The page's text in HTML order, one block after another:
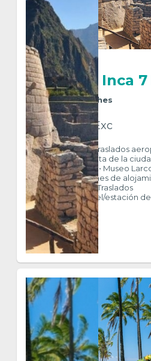
Imperio Inca 7
8Días7Noches
Trf + Htl + Exc
INCLUYE LIMA• Traslados
/aeropuerto• Visita de la
de Pachacamac• Museo
del Agua• 2 noches de
diarios CUSCO• Traslados
aeropuerto/hotel/estación de
$ 1.237
VER MÁS